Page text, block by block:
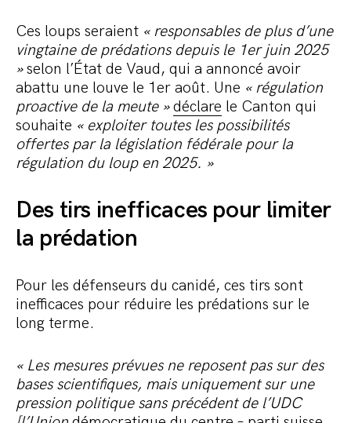
Ces loups seraient «responsables de plus d’une
vingtaine de prédations depuis le 1er juin 2025
»selon l’État de Vaud, qui a annoncé avoir
abattu une louve le 1er août. Une «régulation
proactive de la meute»déclare le Canton qui
souhaite «exploiter toutes les possibilités
offertes par la législation fédérale pour la
régulation du loup en 2025. »
Des tirs inefficaces pour limiter
la prédation
Pour les défenseurs du canidé, ces tirs sont
inefficaces pour réduire les prédations sur le
long terme.
« Les mesures prévues ne reposent pas sur des
bases scientifiques, mais uniquement sur une
pression politique sans précédent de l’UDC